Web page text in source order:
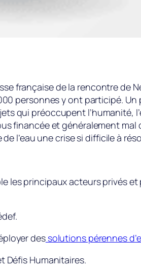
française de la rencontre de
personnes y ont participé.
qui préoccupent l’humanité,
financée et généralement
l’eau une crise si difficile à
les principaux acteurs privés et
dessolutions pérennes
Défis Humanitaires.